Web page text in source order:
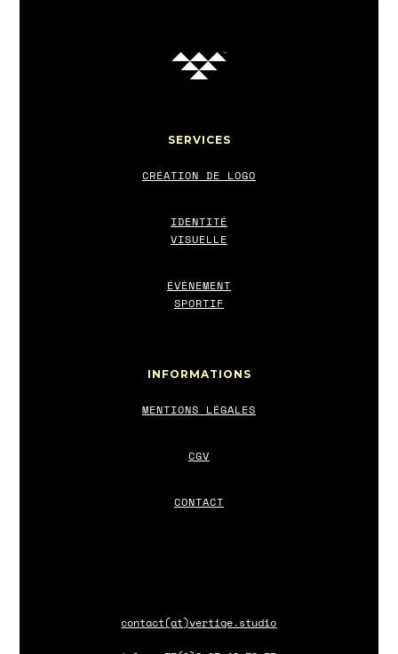
SERVICES
CRÉATION DE LOGO
IDENTITÉ
VISUELLE
ÉVÈNEMENT
SPORTIF
INFORMATIONS
MENTIONS LÉGALES
CGV
CONTACT
contact(at)vertige.studio